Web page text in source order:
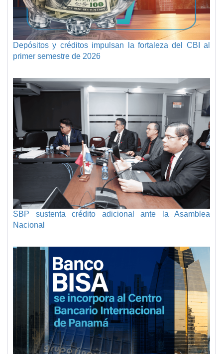
Depósitos y créditos impulsan la fortaleza del CBI al
primer semestre de 2026
SBP sustenta crédito adicional ante la Asamblea
Nacional